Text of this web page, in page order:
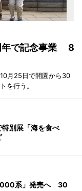
年で記念事業 8
月25日で開園から30
を行う。
別展「海を食べ
系」発売へ 30